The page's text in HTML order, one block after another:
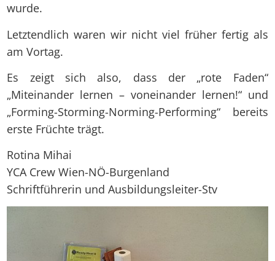
wurde.
Letztendlich waren wir nicht viel früher fertig als
am Vortag.
Es zeigt sich also, dass der „rote Faden“
„Miteinander lernen – voneinander lernen!“ und
„Forming-Storming-Norming-Performing“ bereits
erste Früchte trägt.
Rotina Mihai
YCA Crew Wien-NÖ-Burgenland
Schriftführerin und Ausbildungsleiter-Stv